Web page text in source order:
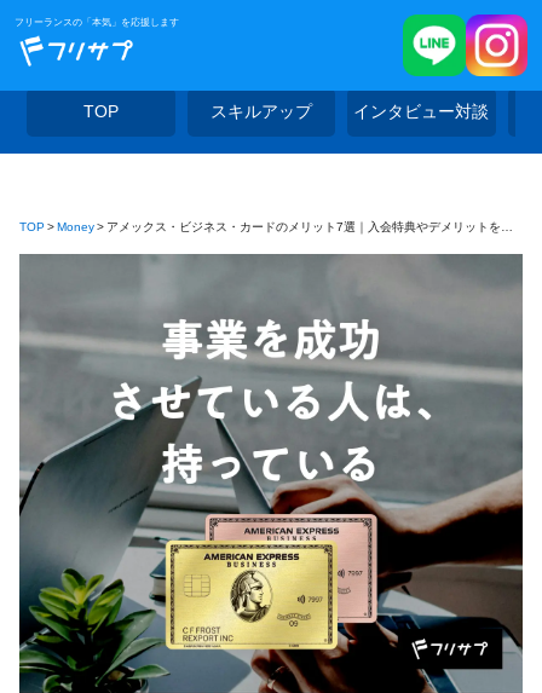
フリーランスの「本気」を応援します
TOP スキルアップ インタビュー対談
TOP Money アメックス・ビジネス・カードのメリット7選｜入会特典やデメリットを比較